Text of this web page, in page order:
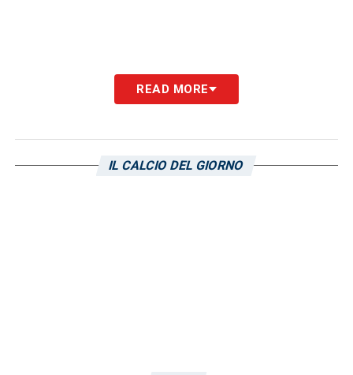
READ MORE
IL CALCIO DEL GIORNO